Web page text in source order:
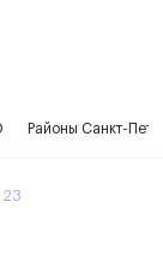
Районы Санкт-
23